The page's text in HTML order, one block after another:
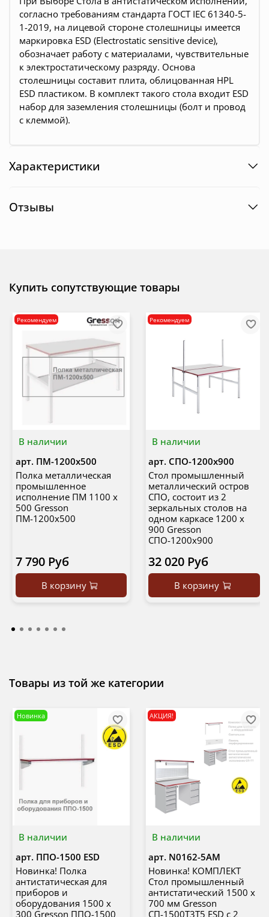
согласно требованиям стандарта ГОСТ IEC 61340-5-
1-2019, на лицевой стороне столешницы имеется
маркировка ESD (Electrostatic sensitive device),
обозначает работу с материалами, чувствительные
к электростатическому разряду. Основа
столешницы составит плита, облицованная HPL
ESD пластиком. В комплект такого стола входит ESD
набор для заземления столешницы (болт и провод
с клеммой).
Характеристики
Отзывы
Купить сопутствующие товары
В наличии
Рекомендуем
арт. ПМ-1200х500
Полка металлическая
промышленное
исполнение ПМ 1100 х
500 Gresson
ПМ-1200х500
7 790 Руб
В корзину
В наличии
Рекомендуем
арт. СПО-1200х900
Стол промышленный
металлический остров
СПО, состоит из 2
зеркальных столов на
одном каркасе 1200 х
900 Gresson
СПО-1200х900
32 020 Руб
В корзину
Товары из той же категории
В наличии
Новинка
арт. ППО-1500 ESD
Новинка! Полка
антистатическая для
приборов и
оборудования 1500 х
300 Gresson ППО-1500
В наличии
АКЦИЯ!
арт. N0162-5AM
Новинка! КОМПЛЕКТ
Стол промышленный
антистатический 1500 х
700 мм Gresson
СП-1500Т3Т5 ESD с 2